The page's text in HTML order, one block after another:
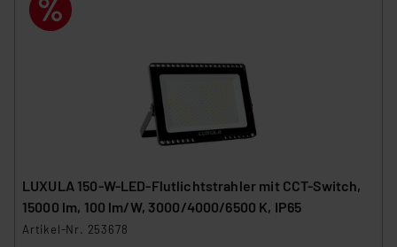
LUXULA 150-W-LED-Flutlichtstrahler mit CCT-Switch,
15000 lm, 100 lm/W, 3000/4000/6500 K, IP65
Artikel-Nr. 253678